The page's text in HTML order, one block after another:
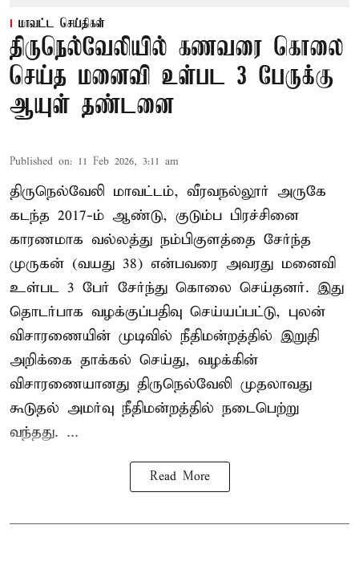
மாவட்ட செய்திகள்
திருநெல்வேலியில் கணவரை கொலை
செய்த மனைவி உள்பட 3 பேருக்கு
ஆயுள் தண்டனை
Published on: 11 Feb 2026, 3:11 am
திருநெல்வேலி மாவட்டம், வீரவநல்லூர் அருகே
கடந்த 2017-ம் ஆண்டு, குடும்ப பிரச்சினை
காரணமாக வல்லத்து நம்பிகுளத்தை சேர்ந்த
முருகன் (வயது 38) என்பவரை அவரது மனைவி
உள்பட 3 பேர் சேர்ந்து கொலை செய்தனர். இது
தொடர்பாக வழக்குப்பதிவு செய்யப்பட்டு, புலன்
விசாரணையின் முடிவில் நீதிமன்றத்தில் இறுதி
அறிக்கை தாக்கல் செய்து, வழக்கின்
விசாரணையானது திருநெல்வேலி முதலாவது
கூடுதல் அமர்வு நீதிமன்றத்தில் நடைபெற்று
வந்தது. ...
Read More